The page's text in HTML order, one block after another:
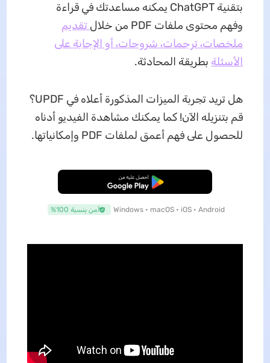
بتقنية ChatGPT يمكنه مساعدتك في قراءة
وفهم محتوى ملفات PDF من خلال
تقديم
ملخصات، ترجمات، شروحات، أو الإجابة على
الأسئلة بطريقة المحادثة.
هل تريد تجربة الميزات المذكورة أعلاه في UPDF؟
قم بتنزيله الآن! كما يمكنك مشاهدة الفيديو أدناه
للحصول على فهم أعمق لملفات PDF وإمكانياتها.
تنزيل مجاني
Windows • macOS • iOS • Android آمن بنسبة 100%